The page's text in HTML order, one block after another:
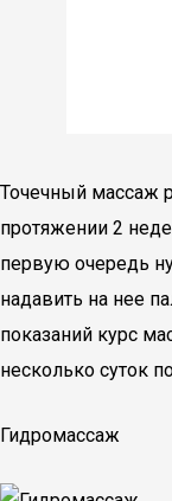
Точечный массаж
протяжении 2
первую очередь
надавить на нее
показаний курс
несколько суток
Гидромассаж